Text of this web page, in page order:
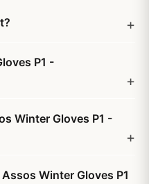
P1 -
Winter Gloves P1 -
Winter Gloves P1